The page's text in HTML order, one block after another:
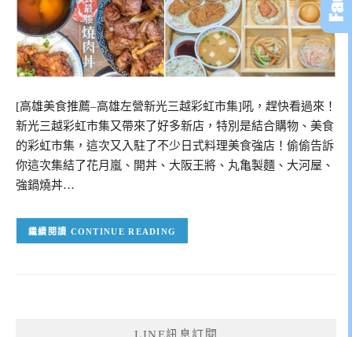
[高雄美食推薦–高雄左營新光三越彩虹市集]吼，趕快看過來！
新光三越彩虹市集又帶來了好多新店，特別是結合購物、美食
的彩虹市集，這次又入駐了不少日式料理美食強店！偷偷告訴
你這次集結了花月嵐、開丼、大阪王將、丸亀製麵、大河屋、
強鍋燒丼…
CONTINUE READING